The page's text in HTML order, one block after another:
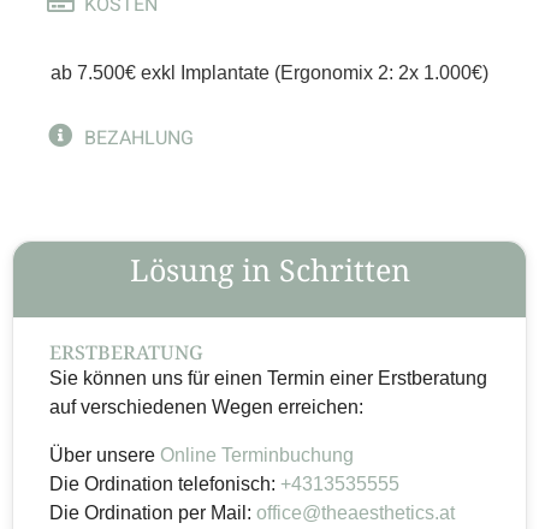
ab 7.500€ exkl Implantate (Ergonomix 2: 2x 1.000€)
BEZAHLUNG
Lösung in Schritten
ERSTBERATUNG
Sie können uns für einen Termin einer Erstberatung
auf verschiedenen Wegen erreichen:
Über unsere Online Terminbuchung
Die Ordination telefonisch: +4313535555
Die Ordination per Mail: office@theaesthetics.at